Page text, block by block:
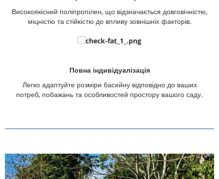
Високоякісний поліпропілен, що відзначається довговічністю,
міцністю та стійкістю до впливу зовнішніх факторів.
Повна індивідуалізація
Легко адаптуйте розміри басейну відповідно до ваших
потреб, побажань та особливостей простору вашого саду.